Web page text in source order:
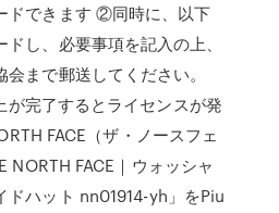
ドできます ②同時に、以下
し、必要事項を記入の上、
まで郵送してください。
完了するとライセンスが発
FACE（ザ・ノースフェ
NORTH FACE｜ウォッシャ
ドハット nn01914-yh」をPiu